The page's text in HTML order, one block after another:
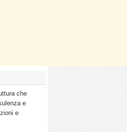
che
e
e